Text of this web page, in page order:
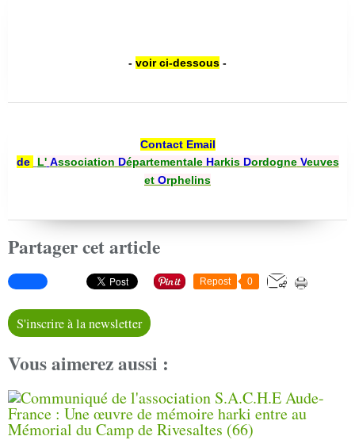
- voir ci-dessous -
Contact Email
de
L' Association DépartementaleHarkis DordogneVeuves
et Orphelins
Partager cet article
Repost 0
S'inscrire à la newsletter
Vous aimerez aussi :